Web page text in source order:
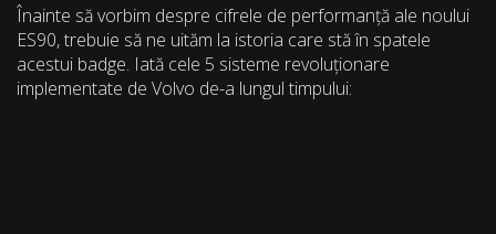
Înainte să vorbim despre cifrele de performanță ale noului
ES90, trebuie să ne uităm la istoria care stă în spatele
acestui badge. Iată cele 5 sisteme revoluționare
implementate de Volvo de-a lungul timpului: